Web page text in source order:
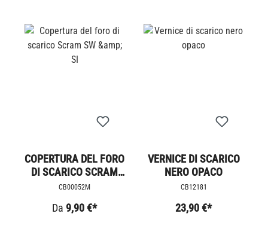
COPERTURA DEL FORO
DI SCARICO SCRAM
SW &AMP; SI
CB00052M
Da 9,90 €*
VERNICE DI SCARICO
NERO OPACO
CB12181
23,90 €*